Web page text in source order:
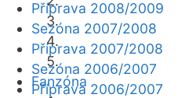
Fanzóna
Příprava 2008/2009
Sezóna 2007/2008
Příprava 2007/2008
Sezóna 2006/2007
Příprava 2006/2007